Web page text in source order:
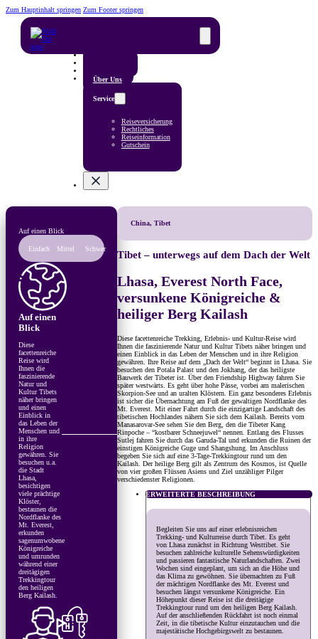
Zum Hauptinhalt springen Zum Footer springen
Über Uns
Service
Reiseversicherung
Rechtliches
Reiseinformation
Gutschein
Auf einen Blick
Einfach Mittel Schwer
Auf einen
Blick
Diese
facettenreiche
Reise wird
Ihnen die
faszinierende
Natur und
Kultur Tibets
näher bringen
und einen
Einblick in
das Leben der
Menschen und
in ihre
Religion
gewähren. Sie
besuchen u.a.
die Stadt
Lhasa,
besichtigen
viele prächtige
Klöster,
bestaunen die
Nordflanke des
Mt. Everest,
erkunden
sagenumwobene
Königreiche
und umrunden
während einer
dreitägigen
Trekkingtour
den heiligen
Berg Kailash.
China, Tibet
Tibet – unterwegs auf dem Dach der Welt
Lhasa, Everest North Face,
versunkene Königreiche &
heiliger Berg Kailash
Diese facettenreiche Trekking, Erlebnis- und Kultur-Reise wird
Ihnen die faszinierende Natur und Kultur Tibets näher bringen und
einen Einblick in das Leben der Menschen und in ihre Religion
gewähren. Ihre Reise auf dem „Dach der Welt“ beginnt in Lhasa. Sie
besuchen den Potala Palast und den Jokhang, der das heiligste
Bauwerk der Tibeter ist. Über den Friendship Highway fahren Sie
später westwärts. Es geht über hohe Pässe, vorbei am malerischen
Skorpion-See und an uralten Klöstern. Ein ganz besonderes Erlebnis
ist sicher die Übernachtung am Fuß der gewaltigen Nordflanke des
Mt. Everest. Mit einer Fahrt durch die einzigartige Landschaft des
tibetischen Hochlandes nähern Sie sich dem Kailash. Bereits vom
Manasarovar-See sehen Sie den Berg, den die Tibeter Kang
Rinpoche – “kostbarer Schneejuwel“ nennen. Entlang des Flusses
Sutlej fahren Sie durch das Garuda-Tal und erkunden die Ruinen der
einstigen Königreiche Guge und Shangshung. Im Anschluss
begeben Sie sich auf eine 3-Tage-Trekkingtour rund um den
Kailash. Der heilige Berg gilt als Zentrum des Kosmos, ist Quelle
von vier großen Flüssen Asiens und Ziel unzähliger Pilger
verschiedenster Religionen.
ERWEITERTE BESCHREIBUNG
Begleiten Sie uns auf einer erlebnisreichen
Trekking- und Kulturreise durch Tibet. Es geht
von Lhasa zunächst in Richtung Westtibet. Sie
besuchen zahlreiche kulturelle Sehenswürdigkeiten
und passieren fantastische Naturlandschaften. Zwei
Wochen sind eingeplant, um sich an die Höhe und
das Klima zu gewöhnen. Sie übernachten zu Fuß
der mächtigen Nordflanke des Mt. Everest und
besuchen längst versunkene Königreiche. Ein
Höhepunkt dieser Reise ist die dreitägige
Trekkingtour rund um den heiligen Berg Kailash.
Auf der anschließenden Rückfahrt ist noch einmal
Zeit, in die tibetische Kultur einzutauchen und die
majestätische Hochgebirgswelt zu bestaunen.